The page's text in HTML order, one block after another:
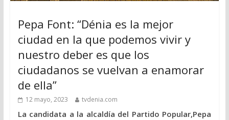
Pepa Font: “Dénia es la mejor
ciudad en la que podemos vivir y
nuestro deber es que los
ciudadanos se vuelvan a enamorar
de ella”
12 mayo, 2023 tvdenia.com
La candidata a la alcaldía del Partido Popular,Pepa